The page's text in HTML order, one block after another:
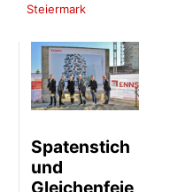
Steiermark
Spatenstich
und